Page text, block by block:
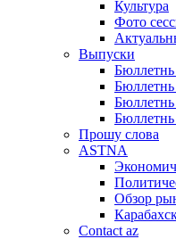
Культура
Фото
Выпуски
Бюллетнь
Прошу слова
ASTNA
Обзор
Contact az